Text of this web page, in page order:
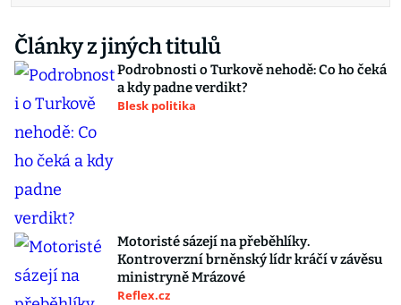
Články z jiných titulů
Podrobnosti o Turkově nehodě: Co ho čeká
a kdy padne verdikt?
Blesk politika
Motoristé sázejí na přeběhlíky.
Kontroverzní brněnský lídr kráčí v závěsu
ministryně Mrázové
Reflex.cz